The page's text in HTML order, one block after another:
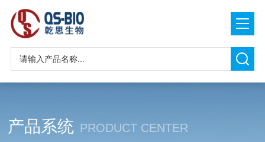
产品系统 PRODUCT CENTER